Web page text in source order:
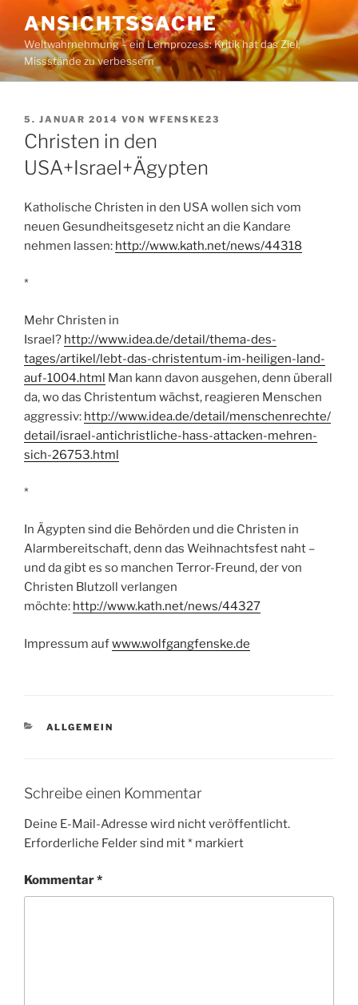
Inhalt
springen
ANSICHTSSACHE
Weltwahrnehmung – ein Lernprozess: Kritik hat das Ziel,
Missstände zu verbessern
VERÖFFENTLICHT
AM
5. JANUAR 2014 VON WFENSKE23
Christen in den
USA+Israel+Ägypten
Katholische Christen in den USA wollen sich vom
neuen Gesundheitsgesetz nicht an die Kandare
nehmen lassen: http://www.kath.net/news/44318
*
Mehr Christen in
Israel? http://www.idea.de/detail/thema-des-
tages/artikel/lebt-das-christentum-im-heiligen-land-
auf-1004.html Man kann davon ausgehen, denn überall
da, wo das Christentum wächst, reagieren Menschen
aggressiv: http://www.idea.de/detail/menschenrechte/
detail/israel-antichristliche-hass-attacken-mehren-
sich-26753.html
*
In Ägypten sind die Behörden und die Christen in
Alarmbereitschaft, denn das Weihnachtsfest naht –
und da gibt es so manchen Terror-Freund, der von
Christen Blutzoll verlangen
möchte: http://www.kath.net/news/44327
Impressum aufwww.wolfgangfenske.de
KATEGORIEN
ALLGEMEIN
Schreibe einen Kommentar
Deine E-Mail-Adresse wird nicht veröffentlicht.
Erforderliche Felder sind mit* markiert
Kommentar*